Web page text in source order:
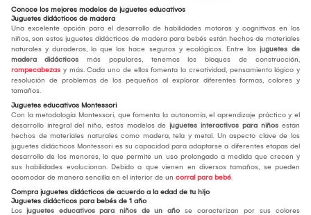
Conoce los mejores modelos de juguetes educativos
Juguetes didácticos de madera
Una excelente opción para el desarrollo de habilidades motoras y cognitivas en los
niños, son estos juguetes didácticos de madera para bebés están hechos de materiales
naturales y duraderos, lo que los hace seguros y ecológicos. Entre los juguetes de
madera didácticos más populares, tenemos los bloques de construcción,
rompecabezas y más. Cada uno de ellos fomenta la creatividad, pensamiento lógico y
resolución de problemas de los pequeños al explorar diferentes formas, colores y
tamaños.
Juguetes educativos Montessori
Con la metodología Montessori, que fomenta la autonomía, el aprendizaje práctico y el
desarrollo integral del niño, estos modelos de juguetes interactivos para niños están
hechos de materiales naturales como madera, tela y metal. Un aspecto clave de los
juguetes didácticos Montessori es su capacidad para adaptarse a diferentes etapas del
desarrollo de los menores, lo que permite un uso prolongado a medida que crecen y
sus habilidades evolucionan. Debido a que vienen en diversos tamaños, se pueden
acomodar de manera sencilla en el interior de un corral para bebé.
Compra juguetes didácticos de acuerdo a la edad de tu hijo
Juguetes didácticos para bebés de 1 año
Los juguetes educativos para niños de un año se caracterizan por sus colores